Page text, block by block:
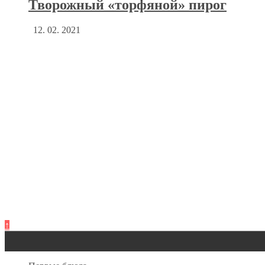
Творожный «торфяной» пирог
12. 02. 2021
↑